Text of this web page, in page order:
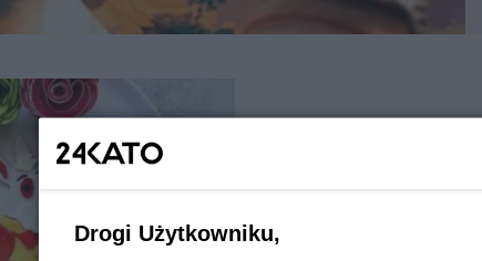
Drogi Użytkowniku,